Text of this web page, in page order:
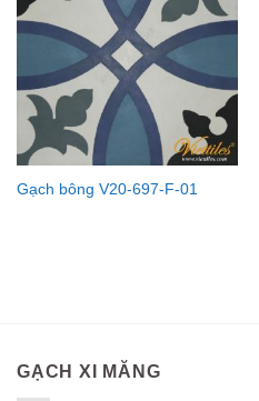
Gạch bông V20-697-F-01
GẠCH XI MĂNG